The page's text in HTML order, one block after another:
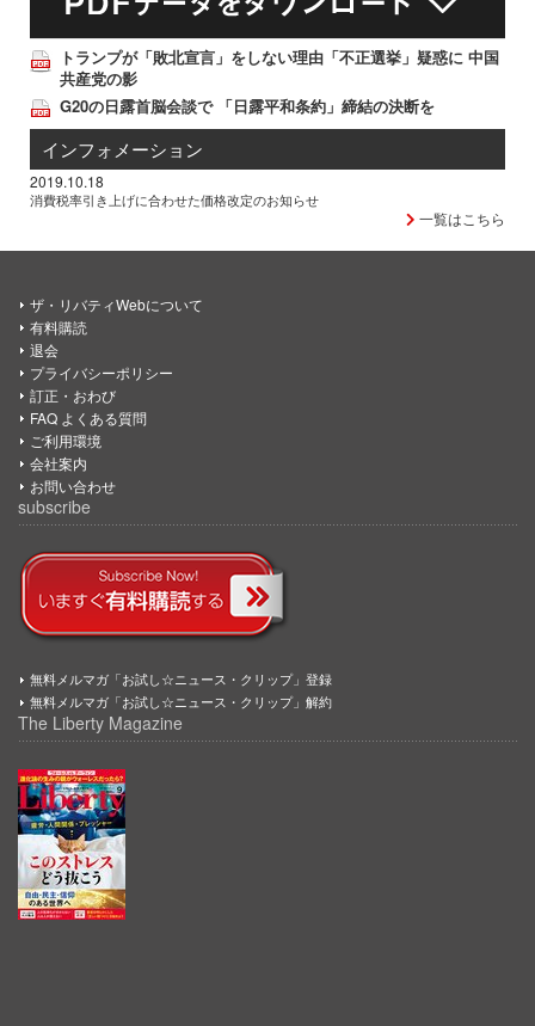
トランプが「敗北宣言」をしない理由「不正選挙」疑惑に 中国
共産党の影
G20の日露首脳会談で 「日露平和条約」締結の決断を
インフォメーション
2019.10.18
消費税率引き上げに合わせた価格改定のお知らせ
一覧はこちら
ザ・リバティWebについて
有料購読
退会
プライバシーポリシー
訂正・おわび
FAQ よくある質問
ご利用環境
会社案内
お問い合わせ
subscribe
無料メルマガ「お試し☆ニュース・クリップ」登録
無料メルマガ「お試し☆ニュース・クリップ」解約
The Liberty Magazine